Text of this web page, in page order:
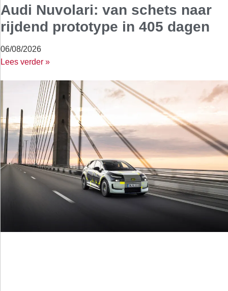
Audi Nuvolari: van schets naar
rijdend prototype in 405 dagen
06/08/2026
Lees verder »